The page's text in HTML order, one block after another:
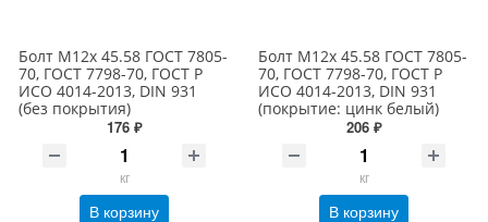
Болт М12х 45.58 ГОСТ 7805-
70, ГОСТ 7798-70, ГОСТ Р
ИСО 4014-2013, DIN 931
(без покрытия)
176 ₽
кг
В корзину
Болт М12х 45.58 ГОСТ 7805-
70, ГОСТ 7798-70, ГОСТ Р
ИСО 4014-2013, DIN 931
(покрытие: цинк белый)
206 ₽
кг
В корзину